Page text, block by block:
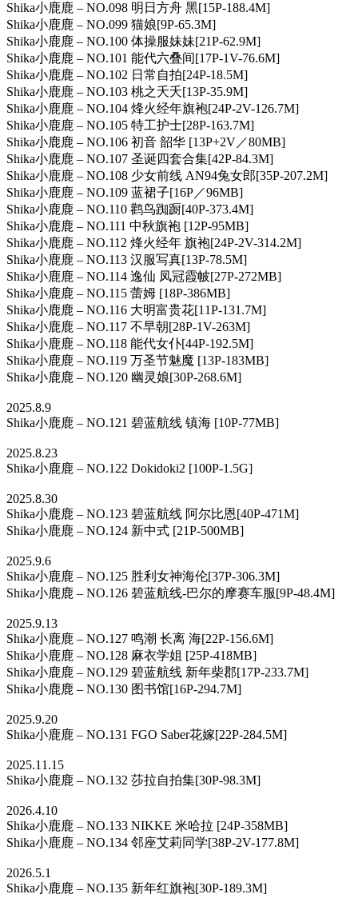
Shika小鹿鹿 – NO.098 明日方舟 黑[15P-188.4M]
Shika小鹿鹿 – NO.099 猫娘[9P-65.3M]
Shika小鹿鹿 – NO.100 体操服妹妹[21P-62.9M]
Shika小鹿鹿 – NO.101 能代六叠间[17P-1V-76.6M]
Shika小鹿鹿 – NO.102 日常自拍[24P-18.5M]
Shika小鹿鹿 – NO.103 桃之夭夭[13P-35.9M]
Shika小鹿鹿 – NO.104 烽火经年旗袍[24P-2V-126.7M]
Shika小鹿鹿 – NO.105 特工护士[28P-163.7M]
Shika小鹿鹿 – NO.106 初音 韶华 [13P+2V／80MB]
Shika小鹿鹿 – NO.107 圣诞四套合集[42P-84.3M]
Shika小鹿鹿 – NO.108 少女前线 AN94兔女郎[35P-207.2M]
Shika小鹿鹿 – NO.109 蓝裙子[16P／96MB]
Shika小鹿鹿 – NO.110 鹳鸟踟蹰[40P-373.4M]
Shika小鹿鹿 – NO.111 中秋旗袍 [12P-95MB]
Shika小鹿鹿 – NO.112 烽火经年 旗袍[24P-2V-314.2M]
Shika小鹿鹿 – NO.113 汉服写真[13P-78.5M]
Shika小鹿鹿 – NO.114 逸仙 凤冠霞帔[27P-272MB]
Shika小鹿鹿 – NO.115 蕾姆 [18P-386MB]
Shika小鹿鹿 – NO.116 大明富贵花[11P-131.7M]
Shika小鹿鹿 – NO.117 不早朝[28P-1V-263M]
Shika小鹿鹿 – NO.118 能代女仆[44P-192.5M]
Shika小鹿鹿 – NO.119 万圣节魅魔 [13P-183MB]
Shika小鹿鹿 – NO.120 幽灵娘[30P-268.6M]
2025.8.9
Shika小鹿鹿 – NO.121 碧蓝航线 镇海 [10P-77MB]
2025.8.23
Shika小鹿鹿 – NO.122 Dokidoki2 [100P-1.5G]
2025.8.30
Shika小鹿鹿 – NO.123 碧蓝航线 阿尔比恩[40P-471M]
Shika小鹿鹿 – NO.124 新中式 [21P-500MB]
2025.9.6
Shika小鹿鹿 – NO.125 胜利女神海伦[37P-306.3M]
Shika小鹿鹿 – NO.126 碧蓝航线-巴尔的摩赛车服[9P-48.4M]
2025.9.13
Shika小鹿鹿 – NO.127 鸣潮 长离 海[22P-156.6M]
Shika小鹿鹿 – NO.128 麻衣学姐 [25P-418MB]
Shika小鹿鹿 – NO.129 碧蓝航线 新年柴郡[17P-233.7M]
Shika小鹿鹿 – NO.130 图书馆[16P-294.7M]
2025.9.20
Shika小鹿鹿 – NO.131 FGO Saber花嫁[22P-284.5M]
2025.11.15
Shika小鹿鹿 – NO.132 莎拉自拍集[30P-98.3M]
2026.4.10
Shika小鹿鹿 – NO.133 NIKKE 米哈拉 [24P-358MB]
Shika小鹿鹿 – NO.134 邻座艾莉同学[38P-2V-177.8M]
2026.5.1
Shika小鹿鹿 – NO.135 新年红旗袍[30P-189.3M]